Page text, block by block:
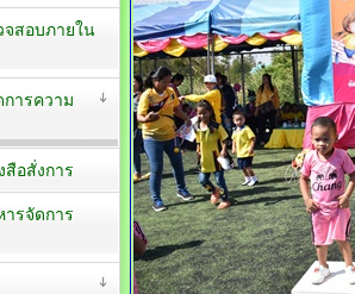
จสอบภายใน
ารความ
สือสั่งการ
รจัดการ